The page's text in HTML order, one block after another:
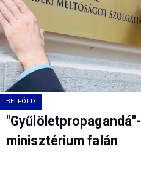
BELFÖLD
minisztérium falán